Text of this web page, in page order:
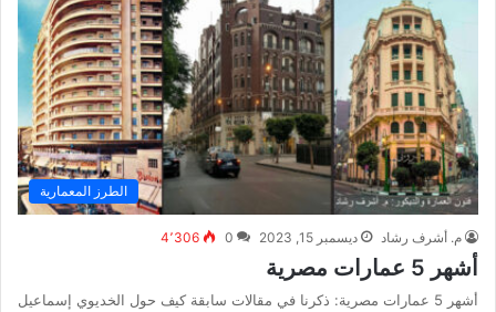
الطرز المعمارية
م. أشرف رشاد ديسمبر 15, 2023 0 4٬306
أشهر 5 عمارات مصرية
أشهر 5 عمارات مصرية: ذكرنا في مقالات سابقة كيف حول الخديوي إسماعيل